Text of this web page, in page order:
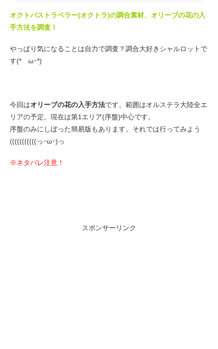
オクトパストラベラー(オクトラ)の調合素材、オリーブの花の入
手方法を調査！
やっぱり気になることは自力で調査？調合大好きシャルロットで
す(*ゝω･*)
今回はオリーブの花の入手方法です。範囲はオルステラ大陸全エ
リアの予定。現在は第1エリア(序盤)中心です。
序盤のみにしぼった簡易版もあります。それでは行ってみよう
(((((((((((っ･ω･)っ
※ネタバレ注意！
スポンサーリンク